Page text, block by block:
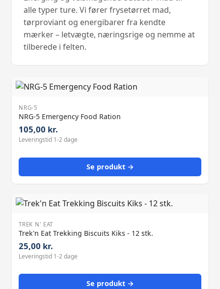
alle typer ture. Vi fører frysetørret mad,
tørproviant og energibarer fra kendte
mærker – letvægte, næringsrige og nemme at
tilberede i felten.
NRG-5
NRG-5 Emergency Food Ration
105,00 kr.
Leveringstid 1-2 dage
Se produkt →
TREK N' EAT
Trek'n Eat Trekking Biscuits Kiks - 12 stk.
25,00 kr.
Leveringstid 1-2 dage
Se produkt →